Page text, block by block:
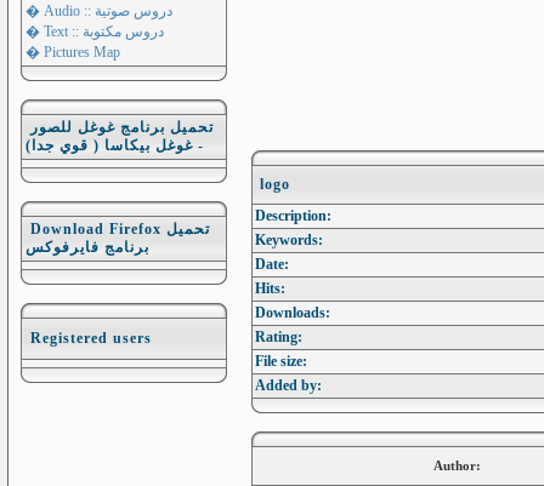
� Audio :: دروس صوتية
� Text :: دروس مكتوبة
� Pictures Map
تحميل برنامج غوغل للصور
- غوغل بيكاسا ( قوي جدا)
Download Firefox تحميل
برنامج فايرفوكس
Registered users
logo
Description:
Keywords:
Date:
Hits:
Downloads:
Rating:
File size:
Added by:
Author: